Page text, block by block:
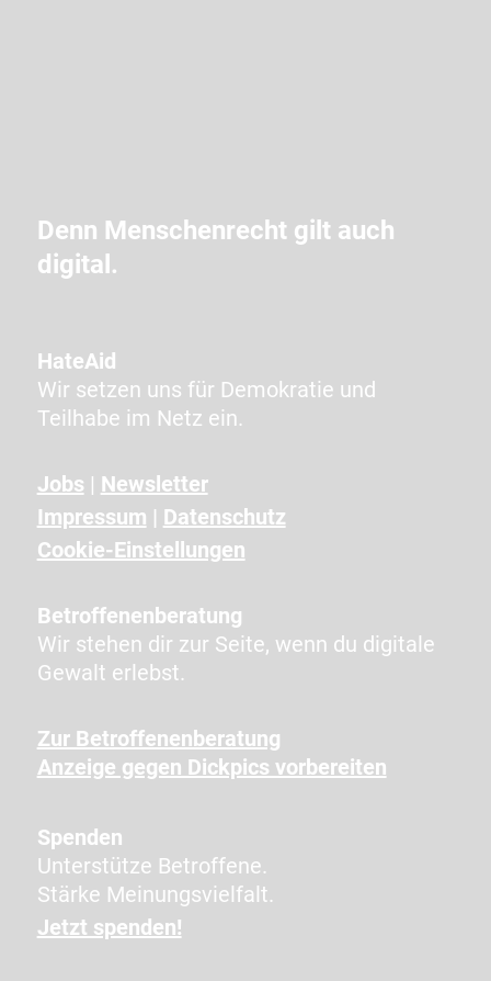
P
T
A
a
n
z
e
i
t
e
n
i
c
e
n
e
Denn Menschenrecht gilt auch
digital.
HateAid
Wir setzen uns für Demokratie und
Teilhabe im Netz ein.
Jobs | Newsletter
Impressum | Datenschutz
Cookie-Einstellungen
Betroffenenberatung
Wir stehen dir zur Seite, wenn du digitale
Gewalt erlebst.
Zur Betroffenenberatung
Anzeige gegen Dickpics vorbereiten
Spenden
Unterstütze Betroffene.
Stärke Meinungsvielfalt.
Jetzt spenden!